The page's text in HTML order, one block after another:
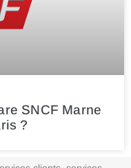
SNCF Marne
?